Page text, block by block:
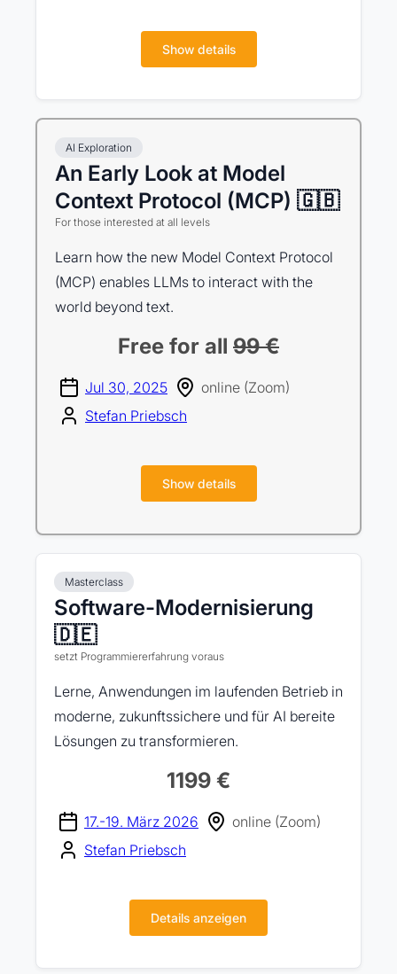
Show details
AI Exploration
An Early Look at Model
Context Protocol (MCP) 🇬🇧
For those interested at all levels
Learn how the new Model Context Protocol
(MCP) enables LLMs to interact with the
world beyond text.
Free for all 99 €
Jul 30, 2025
online (Zoom)
Stefan Priebsch
Show details
Masterclass
Software-Modernisierung
🇩🇪
setzt Programmiererfahrung voraus
Lerne, Anwendungen im laufenden Betrieb in
moderne, zukunftssichere und für AI bereite
Lösungen zu transformieren.
1199 €
17.-19. März 2026
online (Zoom)
Stefan Priebsch
Details anzeigen